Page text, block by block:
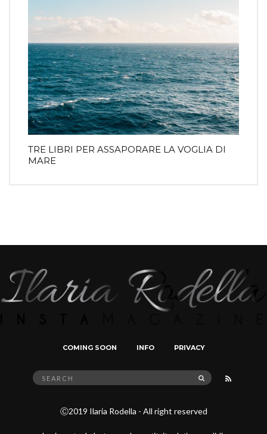
TRE LIBRI PER ASSAPORARE LA VOGLIA DI
MARE
COMING SOON INFO PRIVACY
Search
for:
SEARCH
Ⓒ2019 Ilaria Rodella - All right reserved